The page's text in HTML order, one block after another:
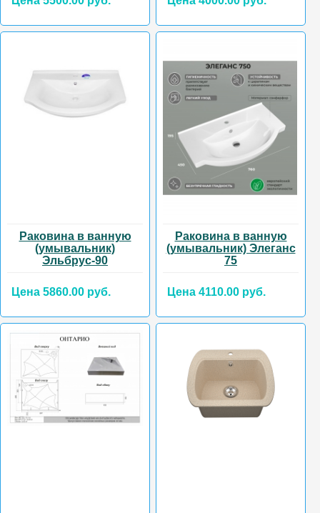
Раковина в ванную
(умывальник)
Эльбрус-90
Цена 5860.00 руб.
Раковина в ванную
(умывальник) Элеганс
75
Цена 4110.00 руб.